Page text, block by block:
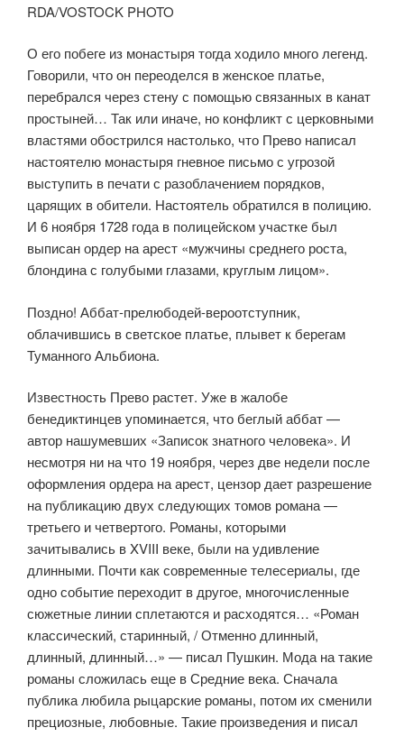
RDA/VOSTOCK PHOTO
О его побеге из монастыря тогда ходило много легенд.
Говорили, что он переоделся в женское платье,
перебрался через стену с помощью связанных в канат
простыней… Так или иначе, но конфликт с церковными
властями обострился настолько, что Прево написал
настоятелю монастыря гневное письмо с угрозой
выступить в печати с разоблачением порядков,
царящих в обители. Настоятель обратился в полицию.
И 6 ноября 1728 года в полицейском участке был
выписан ордер на арест «мужчины среднего роста,
блондина с голубыми глазами, круглым лицом».
Поздно! Аббат-прелюбодей-вероотступник,
облачившись в светское платье, плывет к берегам
Туманного Альбиона.
Известность Прево растет. Уже в жалобе
бенедиктинцев упоминается, что беглый аббат —
автор нашумевших «Записок знатного человека». И
несмотря ни на что 19 ноября, через две недели после
оформления ордера на арест, цензор дает разрешение
на публикацию двух следующих томов романа —
третьего и четвертого. Романы, которыми
зачитывались в XVIII веке, были на удивление
длинными. Почти как современные телесериалы, где
одно событие переходит в другое, многочисленные
сюжетные линии сплетаются и расходятся… «Роман
классический, старинный, / Отменно длинный,
длинный, длинный…» — писал Пушкин. Мода на такие
романы сложилась еще в Средние века. Сначала
публика любила рыцарские романы, потом их сменили
прециозные, любовные. Такие произведения и писал